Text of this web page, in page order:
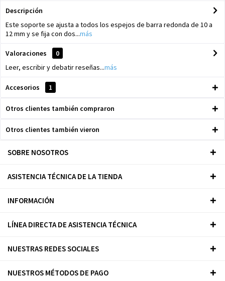
Descripción
Este soporte se ajusta a todos los espejos de barra redonda de 10 a
12 mm y se fija con dos...más
Valoraciones
0
Leer, escribir y debatir reseñas...más
Accesorios 1
Otros clientes también compraron
Otros clientes también vieron
SOBRE NOSOTROS
ASISTENCIA TÉCNICA DE LA TIENDA
INFORMACIÓN
LÍNEA DIRECTA DE ASISTENCIA TÉCNICA
NUESTRAS REDES SOCIALES
NUESTROS MÉTODOS DE PAGO